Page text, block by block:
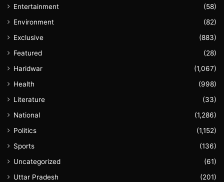
Entertainment
(58)
Environment
(82)
Exclusive
(883)
Featured
(28)
Haridwar
(1,067)
Health
(998)
Literature
(33)
National
(1,286)
Politics
(1,152)
Sports
(136)
Uncategorized
(61)
Uttar Pradesh
(201)